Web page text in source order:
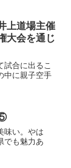
上道場主催
大会を通じ
試合に出るこ
中に親子空手
味い。やは
でも魅力あ